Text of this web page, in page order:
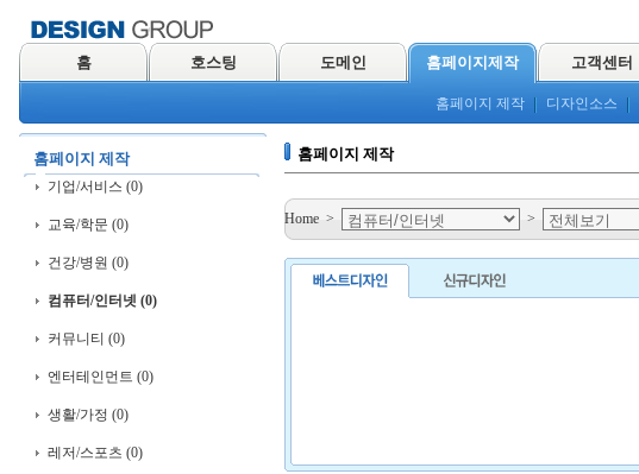
홈 호스팅 도메인 홈페이지제작 고객센터
홈페이지 제작 디자인소스
홈페이지 제작
기업/서비스 (0)
교육/학문 (0)
건강/병원 (0)
컴퓨터/인터넷 (0)
커뮤니티 (0)
엔터테인먼트 (0)
생활/가정 (0)
레저/스포츠 (0)
홈페이지 제작
Home > >